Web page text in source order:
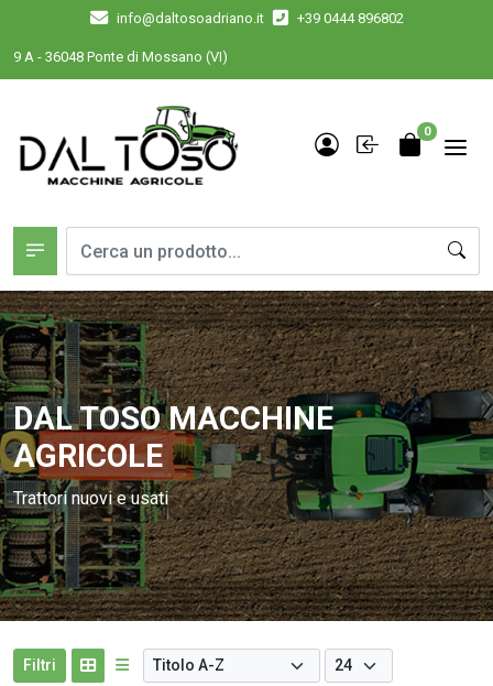
info@daltosoadriano.it +39 0444 896802
Ponte di Mossano (VI)
0
DAL TOSO MACCHINE
AGRICOLE
Trattori nuovi e usati
Filtri